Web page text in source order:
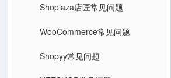
Shoplaza店匠常见问题
WooCommerce常见问题
Shopyy常见问题